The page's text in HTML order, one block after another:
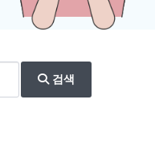
검색